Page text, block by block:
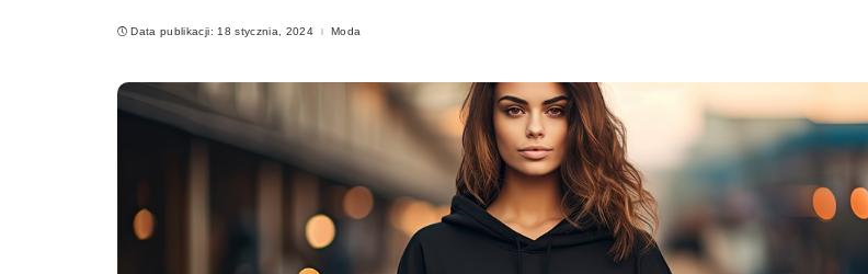
Data publikacji: 18 stycznia, 2024 Moda